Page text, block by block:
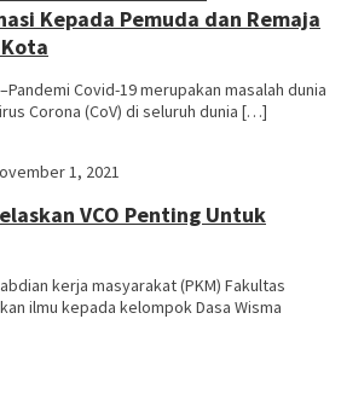
Kepada Pemuda dan Remaja
Covid-19 merupakan masalah dunia
Corona (CoV) di seluruh dunia […]
1, 2021
VCO Penting Untuk
kerja masyarakat (PKM) Fakultas
ilmu kepada kelompok Dasa Wisma